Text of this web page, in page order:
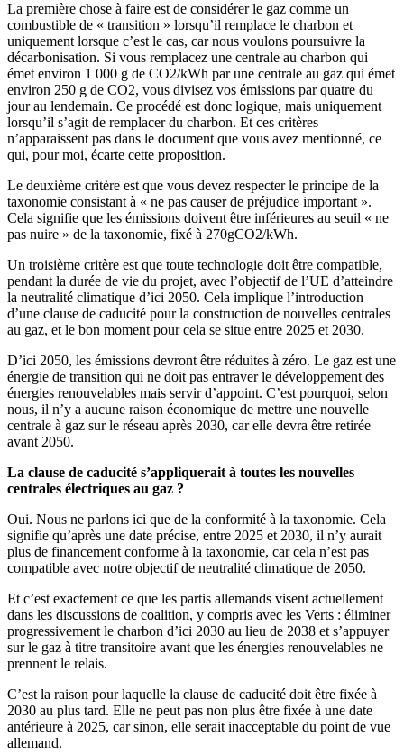
La première chose à faire est de considérer le gaz comme un
combustible de « transition » lorsqu’il remplace le charbon et
uniquement lorsque c’est le cas, car nous voulons poursuivre la
décarbonisation. Si vous remplacez une centrale au charbon qui
émet environ 1 000 g de CO2/kWh par une centrale au gaz qui émet
environ 250 g de CO2, vous divisez vos émissions par quatre du
jour au lendemain. Ce procédé est donc logique, mais uniquement
lorsqu’il s’agit de remplacer du charbon. Et ces critères
n’apparaissent pas dans le document que vous avez mentionné, ce
qui, pour moi, écarte cette proposition.
Le deuxième critère est que vous devez respecter le principe de la
taxonomie consistant à « ne pas causer de préjudice important ».
Cela signifie que les émissions doivent être inférieures au seuil « ne
pas nuire » de la taxonomie, fixé à 270gCO2/kWh.
Un troisième critère est que toute technologie doit être compatible,
pendant la durée de vie du projet, avec l’objectif de l’UE d’atteindre
la neutralité climatique d’ici 2050. Cela implique l’introduction
d’une clause de caducité pour la construction de nouvelles centrales
au gaz, et le bon moment pour cela se situe entre 2025 et 2030.
D’ici 2050, les émissions devront être réduites à zéro. Le gaz est une
énergie de transition qui ne doit pas entraver le développement des
énergies renouvelables mais servir d’appoint. C’est pourquoi, selon
nous, il n’y a aucune raison économique de mettre une nouvelle
centrale à gaz sur le réseau après 2030, car elle devra être retirée
avant 2050.
La clause de caducité s’appliquerait à toutes les nouvelles
centrales électriques au gaz ?
Oui. Nous ne parlons ici que de la conformité à la taxonomie. Cela
signifie qu’après une date précise, entre 2025 et 2030, il n’y aurait
plus de financement conforme à la taxonomie, car cela n’est pas
compatible avec notre objectif de neutralité climatique de 2050.
Et c’est exactement ce que les partis allemands visent actuellement
dans les discussions de coalition, y compris avec les Verts : éliminer
progressivement le charbon d’ici 2030 au lieu de 2038 et s’appuyer
sur le gaz à titre transitoire avant que les énergies renouvelables ne
prennent le relais.
C’est la raison pour laquelle la clause de caducité doit être fixée à
2030 au plus tard. Elle ne peut pas non plus être fixée à une date
antérieure à 2025, car sinon, elle serait inacceptable du point de vue
allemand.